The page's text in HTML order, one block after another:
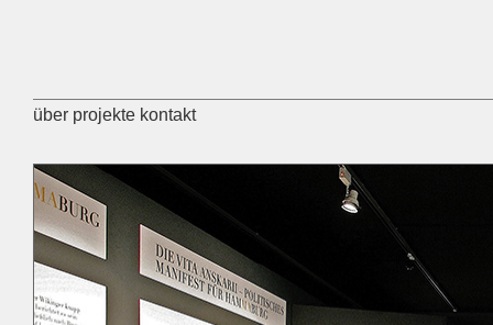
über projekte kontakt